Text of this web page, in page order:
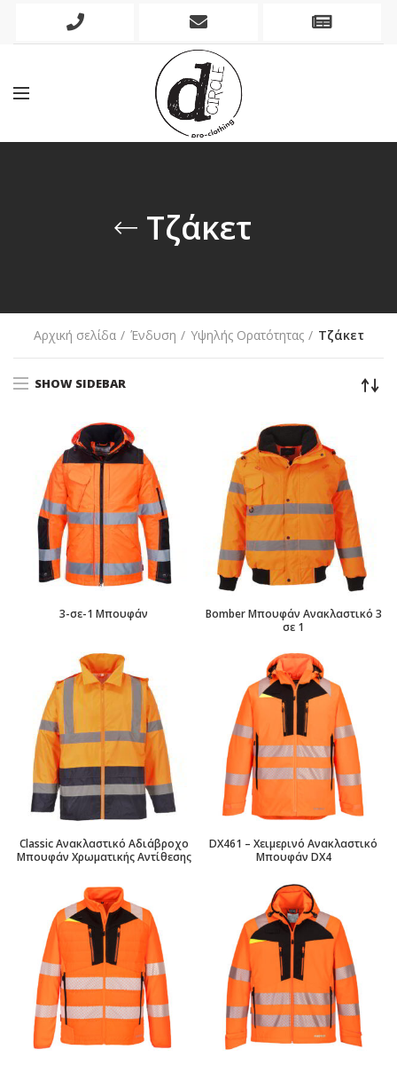
Phone
Mobile
Τζάκετ
Αρχική σελίδα Ένδυση Υψηλής Ορατότητας Τζάκετ
SHOW SIDEBAR
3-σε-1 Μπουφάν
Bomber Μπουφάν Ανακλαστικό 3
σε 1
Classic Ανακλαστικό Αδιάβροχο
Μπουφάν Χρωματικής Αντίθεσης
DX461 – Χειμερινό Ανακλαστικό
Μπουφάν DX4